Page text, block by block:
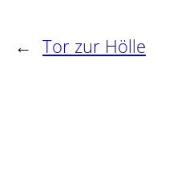
← Tor zur Hölle